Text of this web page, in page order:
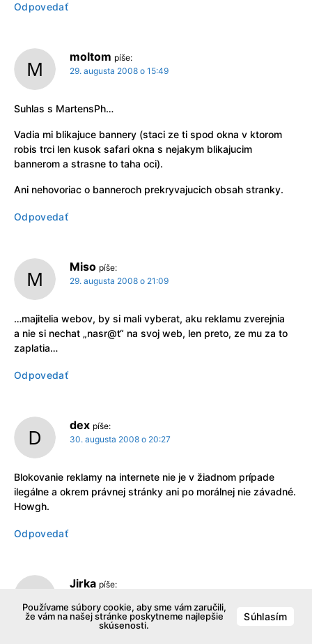
Odpovedať
moltom píše:
29. augusta 2008 o 15:49
Suhlas s MartensPh…
Vadia mi blikajuce bannery (staci ze ti spod okna v ktorom
robis trci len kusok safari okna s nejakym blikajucim
bannerom a strasne to taha oci).
Ani nehovoriac o banneroch prekryvajucich obsah stranky.
Odpovedať
Miso píše:
29. augusta 2008 o 21:09
…majitelia webov, by si mali vyberat, aku reklamu zverejnia
a nie si nechat „nasr@t“ na svoj web, len preto, ze mu za to
zaplatia…
Odpovedať
dex píše:
30. augusta 2008 o 20:27
Blokovanie reklamy na internete nie je v žiadnom prípade
ilegálne a okrem právnej stránky ani po morálnej nie závadné.
Howgh.
Odpovedať
Jirka píše:
Používame súbory cookie, aby sme vám zaručili,
že vám na našej stránke poskytneme najlepšie
skúsenosti.
Súhlasím